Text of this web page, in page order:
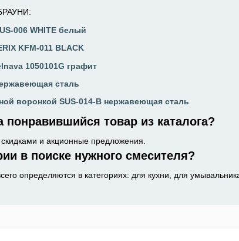
006 WHITE белый
KFM-011 BLACK
1050101G графит
сталь
воронкой SUS-014-B нержавеющая сталь
понравившийся товар из каталога?
и акционные предложения.
в поиске нужного смесителя?
определяются в категориях: для кухни, для